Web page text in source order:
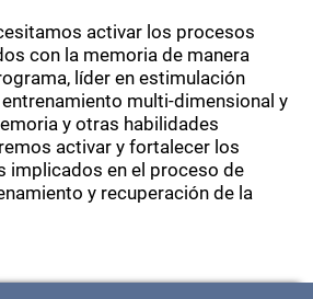
activar los procesos
con la memoria de manera
líder en estimulación
multi-dimensional y
y otras habilidades
activar y fortalecer los
implicados en el proceso de
y recuperación de la